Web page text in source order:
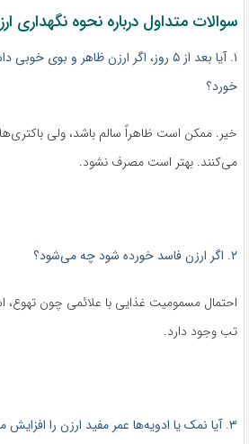
سوالات متداول درباره نحوه نگهداری
۱. آیا بعد از ۵ روز، اگر ارزن ظاهر و بوی
خورد؟
خیر. ممکن است ظاهراً سالم باشد، ولی
می‌کنند. بهتر است مصرف نشود.
۲. اگر ارزن فاسد خورده شود چه می‌شود؟
احتمال مسمومیت غذایی با علائمی چون تهوع،
تب وجود دارد.
۳. آیا نمک یا ادویه‌ها عمر مفید ارزن را افزایش می‌دهند؟